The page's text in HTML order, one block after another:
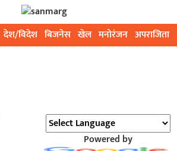
देश/विदेश बिजनेस खेल मनोरंजन अपराजिता
Powered by